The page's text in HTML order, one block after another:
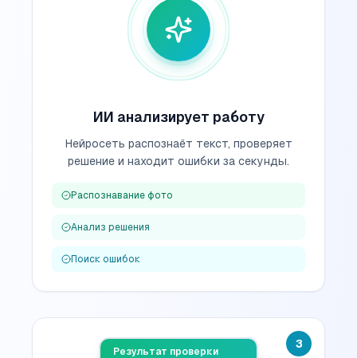
ИИ анализирует работу
Нейросеть распознаёт текст, проверяет
решение и находит ошибки за секунды.
Распознавание фото
Анализ решения
Поиск ошибок
3
Результат проверки